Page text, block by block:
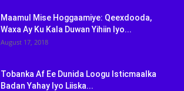
Maamul Mise Hoggaamiye: Qeexdooda,
Waxa Ay Ku Kala Duwan Yihiin Iyo...
August 17, 2018
Tobanka Af Ee Dunida Loogu Isticmaalka
Badan Yahay Iyo Liiska...